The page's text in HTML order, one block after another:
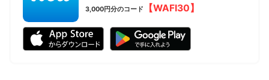
3,000円分のコード 【WAFI30】